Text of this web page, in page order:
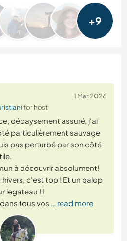
+9
1 Mar 2026
) for host
dépaysement assuré, j'ai
particulièrement sauvage
pas perturbé par son côté
à découvrir absolument!
hivers, c'est top ! Et un qalop
legateau !!!
tous vos … read more